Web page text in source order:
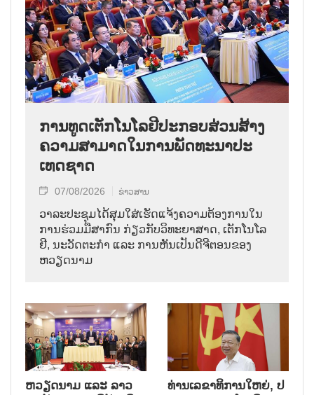
ການ​ທູດ​ເຕັກ​ໂນ​ໂລ​ຢີ​ປະ​ກອບ​ສ່ວນ​ສ້າງ​
ຄວາມ​ສາ​ມາດ​ໃນ​ການ​ພັດ​ທະ​ນາ​ປະ​
ເທດ​ຊາດ
07/08/2026 ຂ່າວສານ
ວາ​ລະ​ປະ​ຊຸມ​ໄດ້​ສຸມ​ໃສ່​ເຮັດ​ແຈ້ງ​ຄວາມ​ຕ້ອງ​ການ​ໃນ​
ການ​ຮ່ວມ​ມື​ສາ​ກົນ ກ່ຽວ​ກັບ​ວິ​ທະ​ຍາ​ສາດ, ເຕັກ​ໂນ​ໂລ​
ຢີ, ນະ​ວັດ​ຕະ​ກຳ ແລະ ການ​ຫັນ​ເປັນ​ດີ​ຈີ​ຕອນ​ຂອງ
ຫວຽດ​ນາມ
ຫວຽດ​ນາມ ແລະ ລາວ​
ທ່ານ​ເລ​ຂາ​ທິ​ການ​ໃຫຍ່, ປ​